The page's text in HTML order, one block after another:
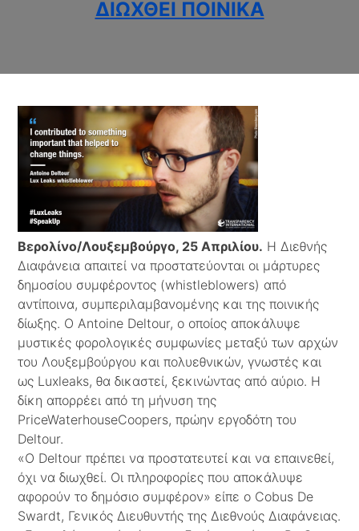
ΔΙΩΧΘΕΊ ΠΟΙΝΙΚΆ
Βερολίνο/Λουξεμβούργο, 25 Απριλίου. Η Διεθνής
Διαφάνεια απαιτεί να προστατεύονται οι μάρτυρες
δημοσίου συμφέροντος (whistleblowers) από
αντίποινα, συμπεριλαμβανομένης και της ποινικής
δίωξης. Ο Antoine Deltour, ο οποίος αποκάλυψε
μυστικές φορολογικές συμφωνίες μεταξύ των αρχών
του Λουξεμβούργου και πολυεθνικών, γνωστές και
ως Luxleaks, θα δικαστεί, ξεκινώντας από αύριο. Η
δίκη απορρέει από τη μήνυση της
PriceWaterhouseCoopers, πρώην εργοδότη του
Deltour.
«O Deltour πρέπει να προστατευτεί και να επαινεθεί,
όχι να διωχθεί. Οι πληροφορίες που αποκάλυψε
αφορούν το δημόσιο συμφέρον» είπε ο Cobus De
Swardt, Γενικός Διευθυντής της Διεθνούς Διαφάνειας.